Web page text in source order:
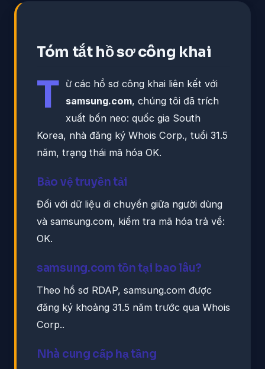
Tóm tắt hồ sơ công khai
T ừ các hồ sơ công khai liên kết với
samsung.com, chúng tôi đã trích
xuất bốn neo: quốc gia South
Korea, nhà đăng ký Whois Corp., tuổi 31.5
năm, trạng thái mã hóa OK.
Bảo vệ truyền tải
Đối với dữ liệu di chuyển giữa người dùng
và samsung.com, kiểm tra mã hóa trả về:
OK.
samsung.com tồn tại bao lâu?
Theo hồ sơ RDAP, samsung.com được
đăng ký khoảng 31.5 năm trước qua Whois
Corp..
Nhà cung cấp hạ tầng